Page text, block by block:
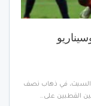
السبت، في ذهاب نصف
القطبين على…